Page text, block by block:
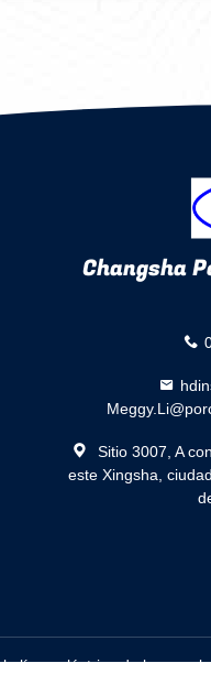
Changsha
Sitio 3007, A
este Xingsha,
línea eléctrica de la